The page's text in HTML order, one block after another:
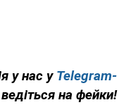
у нас у Telegram-
на фейки!